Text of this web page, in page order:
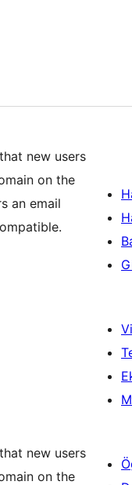
new users
on the
an email
new users
on the